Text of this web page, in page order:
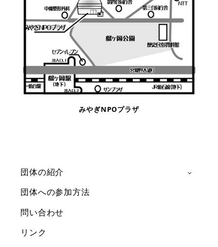
みやぎNPOプラザ
団体の紹介
団体への参加方法
問い合わせ
リンク